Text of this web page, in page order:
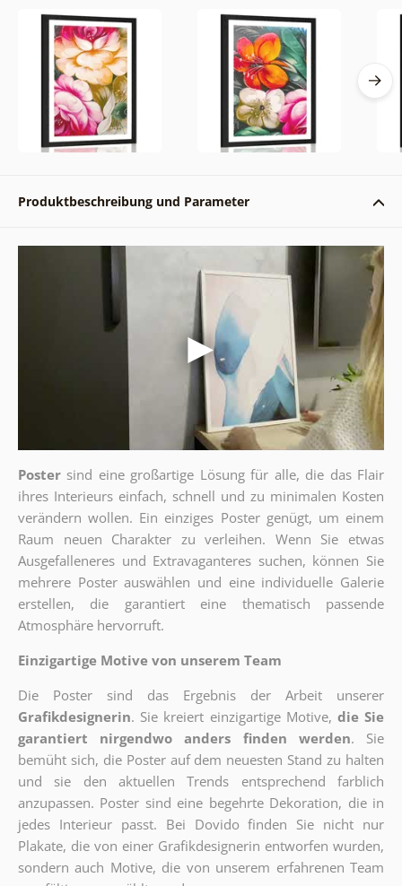
Produktbeschreibung und Parameter
Poster sind eine großartige Lösung für alle, die das Flair
ihres Interieurs einfach, schnell und zu minimalen Kosten
verändern wollen. Ein einziges Poster genügt, um einem
Raum neuen Charakter zu verleihen. Wenn Sie etwas
Ausgefalleneres und Extravaganteres suchen, können Sie
mehrere Poster auswählen und eine individuelle Galerie
erstellen, die garantiert eine thematisch passende
Atmosphäre hervorruft.
Einzigartige Motive von unserem Team
Die Poster sind das Ergebnis der Arbeit unserer
Grafikdesignerin. Sie kreiert einzigartige Motive, die Sie
garantiert nirgendwo anders finden werden. Sie
bemüht sich, die Poster auf dem neuesten Stand zu halten
und sie den aktuellen Trends entsprechend farblich
anzupassen. Poster sind eine begehrte Dekoration, die in
jedes Interieur passt. Bei Dovido finden Sie nicht nur
Plakate, die von einer Grafikdesignerin entworfen wurden,
sondern auch Motive, die von unserem erfahrenen Team